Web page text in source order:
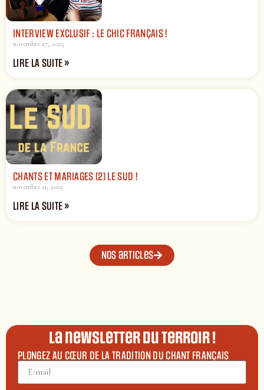
INTERVIEW EXCLUSIF : LE CHIC FRANÇAIS !
novembre 27, 2025
LIRE LA SUITE »
CHANTS ET MARIAGES (2) LE SUD !
novembre 11, 2025
LIRE LA SUITE »
Nos articles
La newsletter du terroir !
PLONGEZ AU CŒUR DE LA TRADITION DU CHANT FRANÇAIS